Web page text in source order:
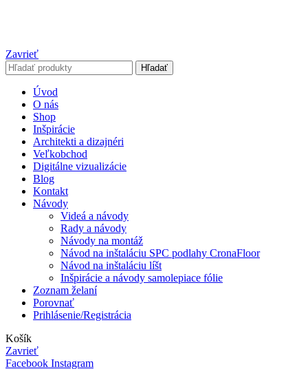
Zavrieť
Hľadať
Úvod
O nás
Shop
Inšpirácie
Architekti a dizajnéri
Veľkobchod
Digitálne vizualizácie
Blog
Kontakt
Návody
Videá a návody
Rady a návody
Návody na montáž
Návod na inštaláciu SPC podlahy CronaFloor
Návod na inštaláciu líšt
Inšpirácie a návody samolepiace fólie
Zoznam želaní
Porovnať
Prihlásenie/Registrácia
Košík
Zavrieť
Facebook Instagram